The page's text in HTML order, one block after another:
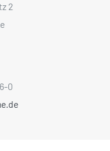
2
0